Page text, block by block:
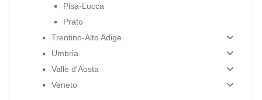
Pisa-Lucca
Prato
Trentino-Alto Adige
Umbria
Valle d'Aosta
Veneto